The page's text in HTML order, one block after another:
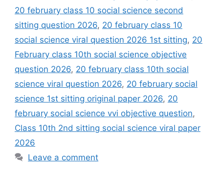
20 february class 10 social science second
sitting question 2026, 20 february class 10
social science viral question 2026 1st sitting, 20
February class 10th social science objective
question 2026, 20 february class 10th social
science viral question 2026, 20 february social
science 1st sitting original paper 2026, 20
february social science vvi objective question,
Class 10th 2nd sitting social science viral paper
2026
Leave a comment